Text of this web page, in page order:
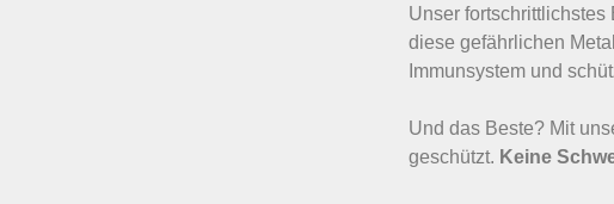
Unser
diese gefährlichen
Immunsystem und
Und das Beste? Mit
geschützt. Keine